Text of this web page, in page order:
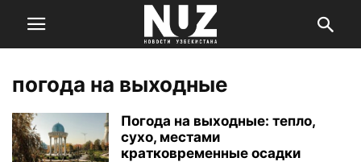
погода на выходные
Погода на выходные: тепло,
сухо, местами
кратковременные осадки